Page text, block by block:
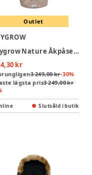
Outlet
Easygrow Nature Åkpåse - Sand
kr
3 249,00 kr-30%
lägsta pris3 249,00 kr
Slutsåld i butik